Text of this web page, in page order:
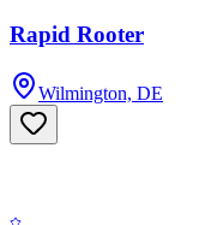
Rapid Rooter
Wilmington, DE